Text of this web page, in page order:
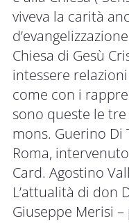
viveva la carità
Chiesa di Gesù
intessere
come con i
sono queste le
mons. Guerino Di
Roma,
Card. Agostino
L’attualità di don
Giuseppe Merisi